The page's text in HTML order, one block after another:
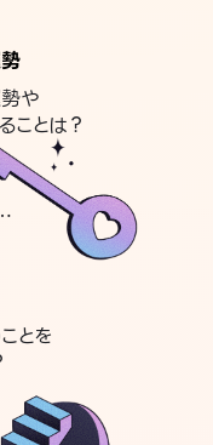
や
ことは？
とを